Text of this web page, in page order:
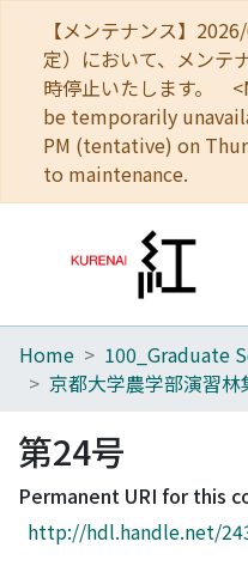
【メンテナンス】
定）において、メンテ
時停止いたします。
be temporarily
PM (tentative) on
to maintenance.
Home
Browse
Download Ranking
Access Statistics
Home
京都大学農学部演習林
第24号
Permanent URI for this
http://hdl.handle.net/